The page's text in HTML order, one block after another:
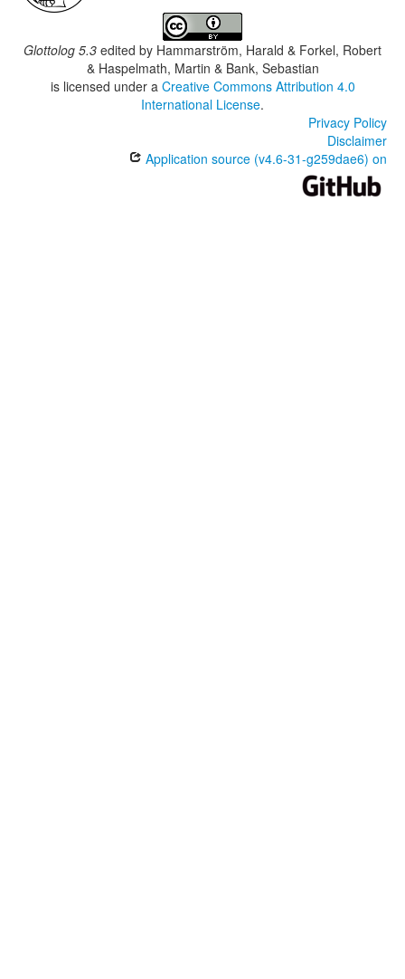
Glottolog 5.3 edited by Hammarström, Harald & Forkel, Robert
& Haspelmath, Martin & Bank, Sebastian
is licensed under a Creative Commons Attribution 4.0
International License.
Privacy Policy
Disclaimer
Application source (v4.6-31-g259dae6) on